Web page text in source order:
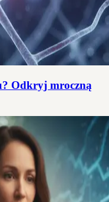
Odkryj mroczną